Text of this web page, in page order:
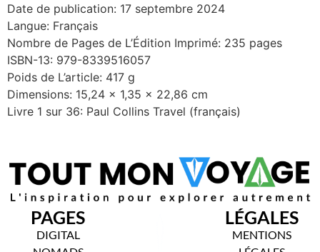
Date de publication: 17 septembre 2024
Langue: Français
Nombre de Pages de L’Édition Imprimé: 235 pages
ISBN-13: 979-8339516057
Poids de L’article: 417 g
Dimensions: 15,24 x 1,35 x 22,86 cm
Livre 1 sur 36: Paul Collins Travel (français)
PAGES
DIGITAL
LÉGALES
MENTIONS